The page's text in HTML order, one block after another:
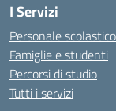
I Servizi
Personale scolastico
Famiglie e studenti
Percorsi di studio
Tutti i servizi